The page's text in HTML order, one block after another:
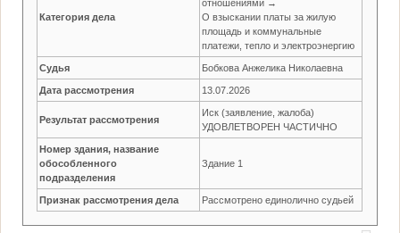
Категория дела
отношениями →
О взыскании платы за жилую
площадь и коммунальные
платежи, тепло и электроэнергию
Судья Бобкова Анжелика Николаевна
Дата рассмотрения 13.07.2026
Результат рассмотрения
Иск (заявление, жалоба)
УДОВЛЕТВОРЕН ЧАСТИЧНО
Номер здания, название
обособленного
подразделения
Здание 1
Признак рассмотрения дела Рассмотрено единолично судьей